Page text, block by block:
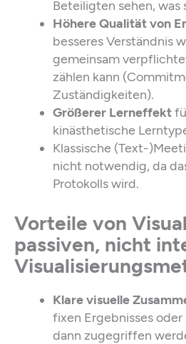
Beteiligten sehen, was
Höhere Qualität von
besseres Verständnis
gemeinsam
zählen kann
Zuständigkeiten).
Größerer Lerneffekt
kinästhetische
Klassische (Text-
nicht notwendig, da
Protokolls wird.
Vorteile von
passiven, nicht
Klare visuelle
fixen Ergebnisses
dann zugegriffen